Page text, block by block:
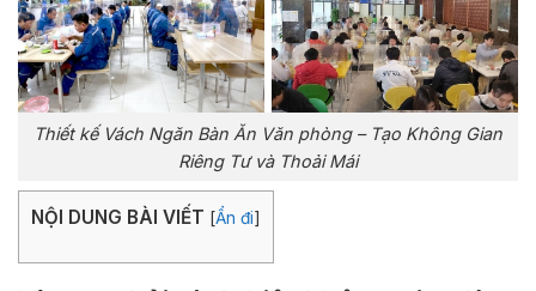
Thiết kế Vách Ngăn Bàn Ăn Văn phòng – Tạo Không Gian
Riêng Tư và Thoải Mái
NỘI DUNG BÀI VIẾT [Ẩn đi]